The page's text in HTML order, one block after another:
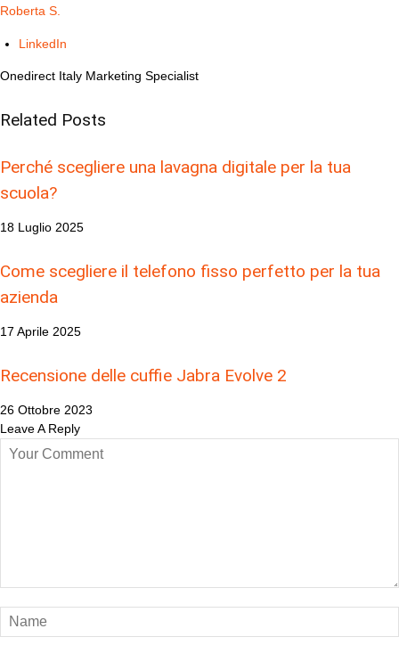
Roberta S.
LinkedIn
Onedirect Italy Marketing Specialist
Related Posts
Perché scegliere una lavagna digitale per la tua
scuola?
18 Luglio 2025
Come scegliere il telefono fisso perfetto per la tua
azienda
17 Aprile 2025
Recensione delle cuffie Jabra Evolve 2
26 Ottobre 2023
Leave A Reply